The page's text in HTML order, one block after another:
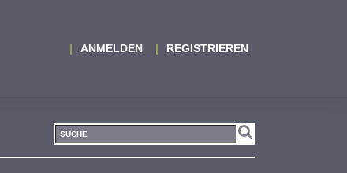
ANMELDEN REGISTRIEREN